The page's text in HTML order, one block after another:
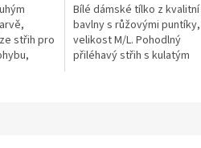
střih pro
Bílé dámské tílko z kvalitní
bavlny s růžovými puntíky,
velikost M/L. Pohodlný
přiléhavý střih s kulatým